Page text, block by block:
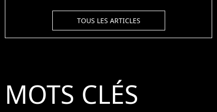
TOUS LES ARTICLES
MOTS CLÉS